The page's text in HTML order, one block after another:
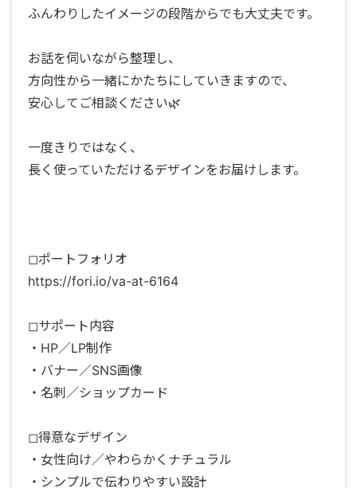
ふんわりしたイメージの段階からでも大丈夫です。
お話を伺いながら整理し、
方向性から一緒にかたちにしていきますので、
安心してご相談ください🌿
一度きりではなく、
長く使っていただけるデザインをお届けします。
◻︎ポートフォリオ
https://fori.io/va-at-6164
◻︎サポート内容
・HP／LP制作
・バナー／SNS画像
・名刺／ショップカード
◻︎得意なデザイン
・女性向け／やわらかくナチュラル
・シンプルで伝わりやすい設計